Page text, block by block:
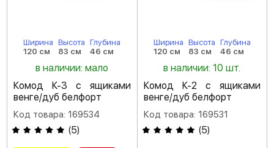
Ширина
120 см
Высота
83 см
Глубина
46 см
в наличии: мало
Комод К-3 с ящиками
венге/дуб белфорт
Код товара: 169534
(5)
Ширина
120 см
Высота
83 см
Глубина
46 см
в наличии: 10 шт.
Комод К-2 с ящиками
венге/дуб белфорт
Код товара: 169531
(5)